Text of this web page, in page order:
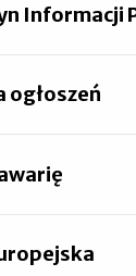
Informacji
ogłoszeń